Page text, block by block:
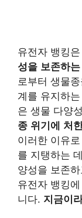
유전자 뱅킹은
성을 보존하
로부터 생물
계를 유지하
은 생물 다양
종 위기에 처
이러한 이유
를 지탱하는
양성을 보존
유전자 뱅킹
니다. 지금이